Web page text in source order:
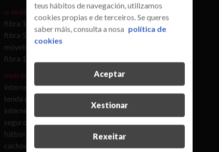
o máis buscado
fibra 1Gb, móbil ∞, Total TV, Netflix e Disney+
fibra 500Mb, móbil ∞, TV e Netflix
móvete 50 GB: fibra, móbil con 50GB e fixo
fibra 1 Gb + fixo
outros servizos
internet rural Galicia
tenda de móbiles de R
internet 2ª vivenda
seguro móbil
fútbol en R
cachocobertura R
teus hábitos de navegación, utilizamos
cookies propias e de terceiros. Se queres
saber máis, consulta a nosa política de
cookies
Xestionar
Rexeitar
Aceptar